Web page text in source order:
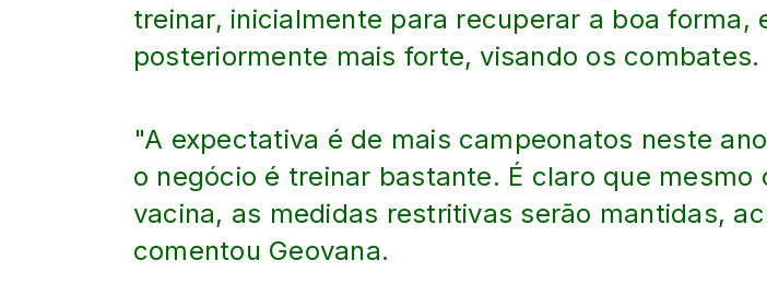
treinar, inicialmente para recuperar a boa forma,
posteriormente mais forte, visando os combates.
"A expectativa é de mais campeonatos neste
o negócio é treinar bastante. É claro que mesmo
vacina, as medidas restritivas serão mantidas,
comentou Geovana.